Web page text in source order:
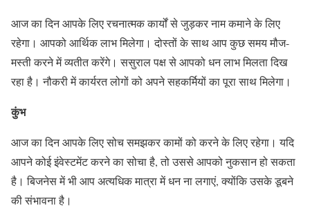
आज का दिन आपके लिए रचनात्मक कार्यों से जुड़कर नाम कमाने के लिए
रहेगा। आपको आर्थिक लाभ मिलेगा। दोस्तों के साथ आप कुछ समय मौज-
मस्ती करने में व्यतीत करेंगे। ससुराल पक्ष से आपको धन लाभ मिलता दिख
रहा है। नौकरी में कार्यरत लोगों को अपने सहकर्मियों का पूरा साथ मिलेगा।
कुंभ
आज का दिन आपके लिए सोच समझकर कामों को करने के लिए रहेगा। यदि
आपने कोई इंवेस्टमेंट करने का सोचा है, तो उससे आपको नुकसान हो सकता
है। बिजनेस में भी आप अत्यधिक मात्रा में धन ना लगाएं, क्योंकि उसके डूबने
की संभावना है।